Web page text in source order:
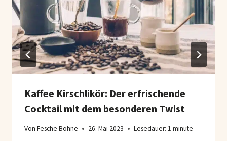
Kaffee Kirschlikör: Der erfrischende
Cocktail mit dem besonderen Twist
Von Fesche Bohne 26. Mai 2023 Lesedauer: 1minute